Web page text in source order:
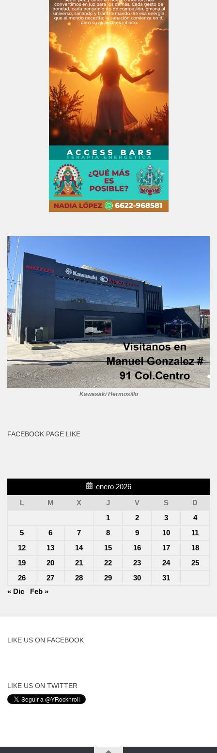
Kawasaki Hermosillo
FACEBOOK PAGE LIKE
enero 2026
L
M X J V S
D
1
2 3
4
5
6 7 8 9 10
11
12
13 14 15 16 17
18
19
20 21 22 23 24
25
26
27 28 29 30
31
« Dic
Feb »
LIKE US ON FACEBOOK
LIKE US ON TWITTER